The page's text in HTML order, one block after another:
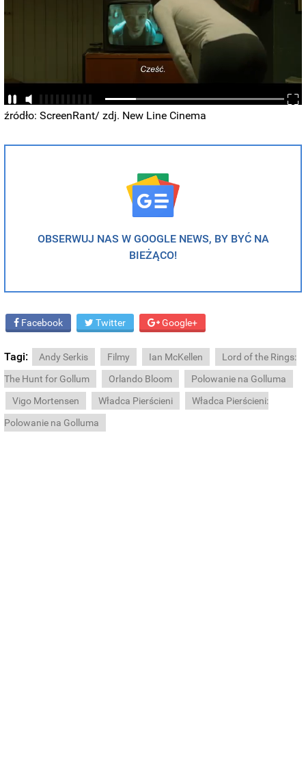
źródło: ScreenRant/ zdj. New Line Cinema
OBSERWUJ NAS W GOOGLE NEWS, BY BYĆ NA
BIEŻĄCO!
Facebook Twitter Google+
Tagi: Andy Serkis Filmy Ian McKellen
Lord of the Rings:
The Hunt for Gollum
Orlando Bloom
Polowanie na Golluma
Vigo Mortensen
Władca Pierścieni
Władca Pierścieni:
Polowanie na Golluma